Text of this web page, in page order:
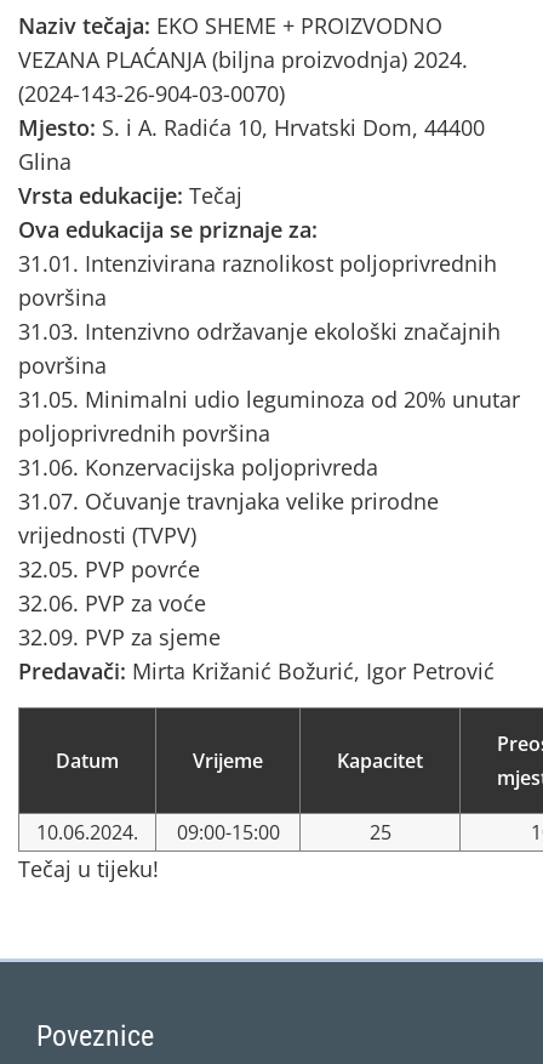
Naziv tečaja: EKO SHEME + PROIZVODNO
VEZANA PLAĆANJA (biljna proizvodnja) 2024.
(2024-143-26-904-03-0070)
Mjesto: S. i A. Radića 10, Hrvatski Dom, 44400
Glina
Vrsta edukacije: Tečaj
Ova edukacija se priznaje za:
31.01. Intenzivirana raznolikost poljoprivrednih
površina
31.03. Intenzivno održavanje ekološki značajnih
površina
31.05. Minimalni udio leguminoza od 20% unutar
poljoprivrednih površina
31.06. Konzervacijska poljoprivreda
31.07. Očuvanje travnjaka velike prirodne
vrijednosti (TVPV)
32.05. PVP povrće
32.06. PVP za voće
32.09. PVP za sjeme
Predavači: Mirta Križanić Božurić, Igor Petrović
Datum Vrijeme Kapacitet
10.06.2024. 09:00-15:00 25
Tečaj u tijeku!
Poveznice